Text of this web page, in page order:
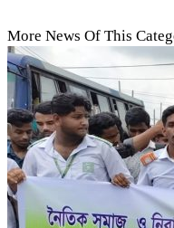
More News Of This